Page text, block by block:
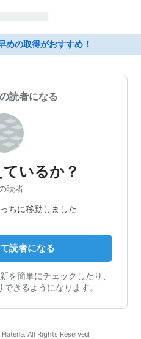
めの取得がおすすめ！
読者になる
いるか？
読者
ちに移動しました
読者になる
を簡単にチェックしたり、
きるようになります。
All Rights Reserved.